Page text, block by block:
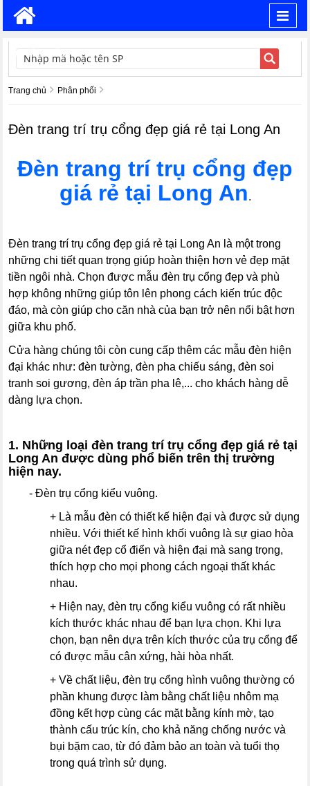
TÌM KIẾM
Trang chủ Phân phối
Đèn trang trí trụ cổng đẹp giá rẻ tại Long An
Đèn trang trí trụ cổng đẹp
giá rẻ tại Long An.
Đèn trang trí trụ cổng đẹp giá rẻ tại Long An là một trong
những chi tiết quan trọng giúp hoàn thiện hơn vẻ đẹp mặt
tiền ngôi nhà. Chọn được mẫu đèn trụ cổng đẹp và phù
hợp không những giúp tôn lên phong cách kiến trúc độc
đáo, mà còn giúp cho căn nhà của bạn trở nên nổi bật hơn
giữa khu phố.
Cửa hàng chúng tôi còn cung cấp thêm các mẫu đèn hiện
đại khác như: đèn tường, đèn pha chiếu sáng, đèn soi
tranh soi gương, đèn áp trần pha lê,... cho khách hàng dễ
dàng lựa chọn.
1. Những loại đèn trang trí trụ cổng đẹp giá rẻ tại
Long An được dùng phổ biến trên thị trường
hiện nay.
- Đèn trụ cổng kiểu vuông.
+ Là mẫu đèn có thiết kế hiện đại và được sử dụng
nhiều. Với thiết kế hình khối vuông là sự giao hòa
giữa nét đẹp cổ điển và hiện đại mà sang trọng,
thích hợp cho mọi phong cách ngoại thất khác
nhau.
+ Hiện nay, đèn trụ cổng kiểu vuông có rất nhiều
kích thước khác nhau để bạn lựa chọn. Khi lựa
chọn, bạn nên dựa trên kích thước của trụ cổng để
có được mẫu cân xứng, hài hòa nhất.
+ Về chất liệu, đèn trụ cổng hình vuông thường có
phần khung được làm bằng chất liệu nhôm mạ
đồng kết hợp cùng các mặt bằng kính mờ, tạo
thành cấu trúc kín, cho khả năng chống nước và
bụi bặm cao, từ đó đảm bảo an toàn và tuổi thọ
trong quá trình sử dụng.